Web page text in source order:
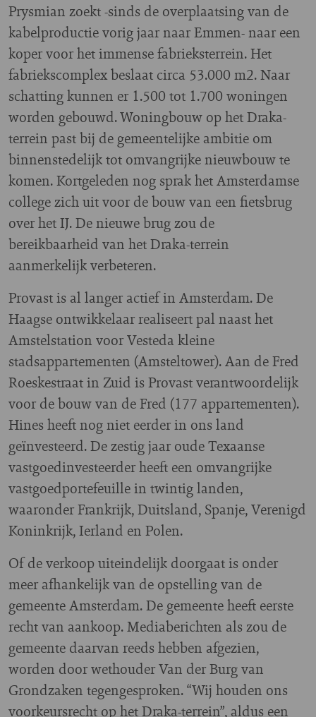
Prysmian zoekt -sinds de overplaatsing van de
kabelproductie vorig jaar naar Emmen- naar een
koper voor het immense fabrieksterrein. Het
fabriekscomplex beslaat circa 53.000 m2. Naar
schatting kunnen er 1.500 tot 1.700 woningen
worden gebouwd. Woningbouw op het Draka-
terrein past bij de gemeentelijke ambitie om
binnenstedelijk tot omvangrijke nieuwbouw te
komen. Kortgeleden nog sprak het Amsterdamse
college zich uit voor de bouw van een fietsbrug
over het IJ. De nieuwe brug zou de
bereikbaarheid van het Draka-terrein
aanmerkelijk verbeteren.
Provast is al langer actief in Amsterdam. De
Haagse ontwikkelaar realiseert pal naast het
Amstelstation voor Vesteda kleine
stadsappartementen (Amsteltower). Aan de Fred
Roeskestraat in Zuid is Provast verantwoordelijk
voor de bouw van de Fred (177 appartementen).
Hines heeft nog niet eerder in ons land
geïnvesteerd. De zestig jaar oude Texaanse
vastgoedinvesteerder heeft een omvangrijke
vastgoedportefeuille in twintig landen,
waaronder Frankrijk, Duitsland, Spanje, Verenigd
Koninkrijk, Ierland en Polen.
Of de verkoop uiteindelijk doorgaat is onder
meer afhankelijk van de opstelling van de
gemeente Amsterdam. De gemeente heeft eerste
recht van aankoop. Mediaberichten als zou de
gemeente daarvan reeds hebben afgezien,
worden door wethouder Van der Burg van
Grondzaken tegengesproken. “Wij houden ons
voorkeursrecht op het Draka-terrein”, aldus een